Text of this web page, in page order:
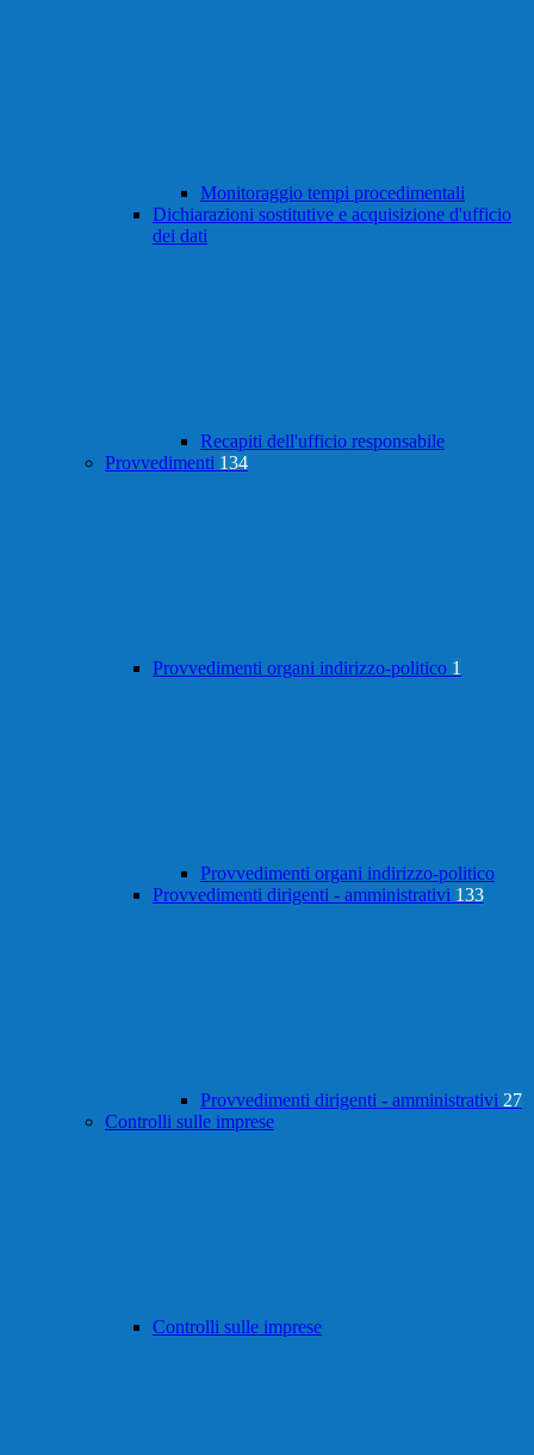
Monitoraggio tempi procedimentali
Dichiarazioni sostitutive e acquisizione d'ufficio
dei dati
Recapiti dell'ufficio responsabile
Provvedimenti 134
Provvedimenti organi indirizzo-politico 1
Provvedimenti organi indirizzo-politico
Provvedimenti dirigenti - amministrativi 133
Provvedimenti dirigenti - amministrativi 27
Controlli sulle imprese
Controlli sulle imprese